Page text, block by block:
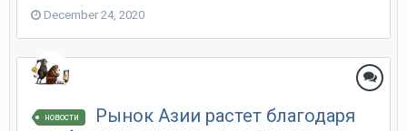
December 24, 2020
новости
Рынок Азии растет благодаря